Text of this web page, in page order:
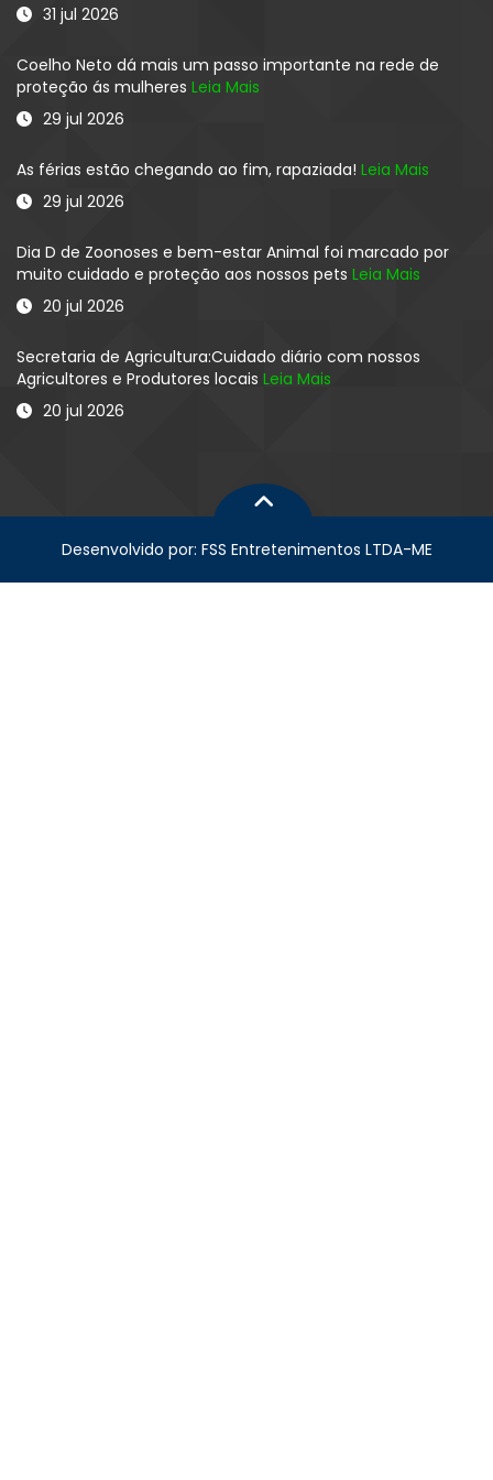
31 jul 2026
Coelho Neto dá mais um passo importante na rede de
proteção ás mulheres Leia Mais
29 jul 2026
As férias estão chegando ao fim, rapaziada! Leia Mais
29 jul 2026
Dia D de Zoonoses e bem-estar Animal foi marcado por
muito cuidado e proteção aos nossos pets Leia Mais
20 jul 2026
Secretaria de Agricultura:Cuidado diário com nossos
Agricultores e Produtores locais Leia Mais
20 jul 2026
Desenvolvido por: FSS Entretenimentos LTDA-ME